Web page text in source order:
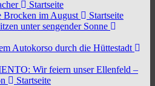
Startseite
Brocken im August
Startseite
unter sengender Sonne
Autokorso durch die Hüttestadt
Wir feiern unser Ellenfeld –
Startseite